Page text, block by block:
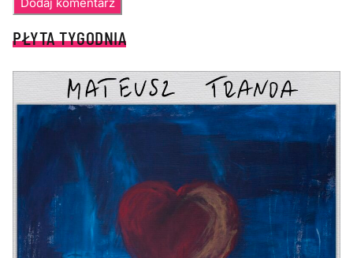
PŁYTA TYGODNIA